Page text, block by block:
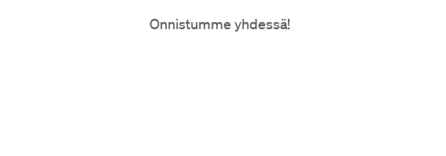
Onnistumme yhdessä!